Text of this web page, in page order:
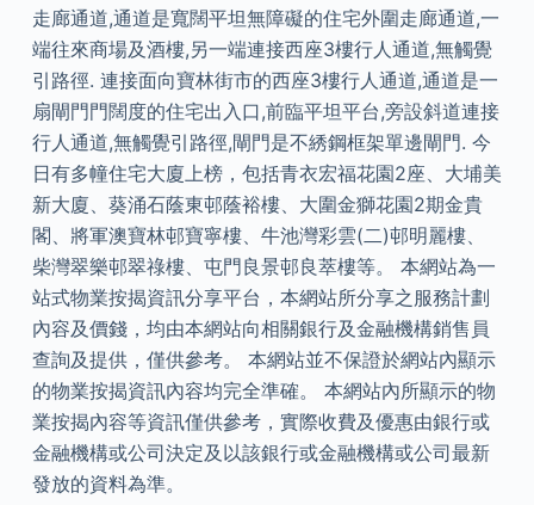
走廊通道,通道是寬闊平坦無障礙的住宅外圍走廊通道,一
端往來商場及酒樓,另一端連接西座3樓行人通道,無觸覺
引路徑. 連接面向寶林街市的西座3樓行人通道,通道是一
扇閘門門闊度的住宅出入口,前臨平坦平台,旁設斜道連接
行人通道,無觸覺引路徑,閘門是不綉鋼框架單邊閘門. 今
日有多幢住宅大廈上榜，包括青衣宏福花園2座、大埔美
新大廈、葵涌石蔭東邨蔭裕樓、大圍金獅花園2期金貴
閣、將軍澳寶林邨寶寧樓、牛池灣彩雲(二)邨明麗樓、
柴灣翠樂邨翠祿樓、屯門良景邨良萃樓等。 本網站為一
站式物業按揭資訊分享平台，本網站所分享之服務計劃
內容及價錢，均由本網站向相關銀行及金融機構銷售員
查詢及提供，僅供參考。 本網站並不保證於網站內顯示
的物業按揭資訊內容均完全準確。 本網站內所顯示的物
業按揭內容等資訊僅供參考，實際收費及優惠由銀行或
金融機構或公司決定及以該銀行或金融機構或公司最新
發放的資料為準。